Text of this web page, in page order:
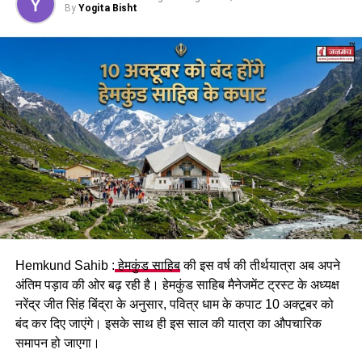
विजिलेंस टीम ने एक प्रधानाचार्य और सहायक शिक्षक को किया
गिरफ्तार, दस हजार की ले रहे थे घूस..जाने मामला।
बनभूलपुरा क्षेत्र में आज से कर्फ्यू में ढील, दो घंटे से सात घंटे तक
रहेगी छूट…डीएम ने जारी किएआदेश
By Yogita Bisht
Hemkund Sahib : हेमकुंड साहिबकी इस वर्ष की तीर्थयात्रा अब अपने
अंतिम पड़ाव की ओर बढ़ रही है। हेमकुंड साहिब मैनेजमेंट ट्रस्ट के अध्यक्ष
नरेंद्र जीत सिंह बिंद्रा के अनुसार, पवित्र धाम के कपाट 10 अक्टूबर को
बंद कर दिए जाएंगे। इसके साथ ही इस साल की यात्रा का औपचारिक
समापन हो जाएगा।